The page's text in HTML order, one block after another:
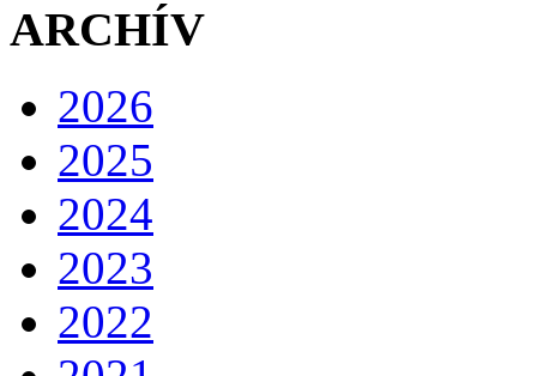
ARCHÍV
2026
2025
2024
2023
2022